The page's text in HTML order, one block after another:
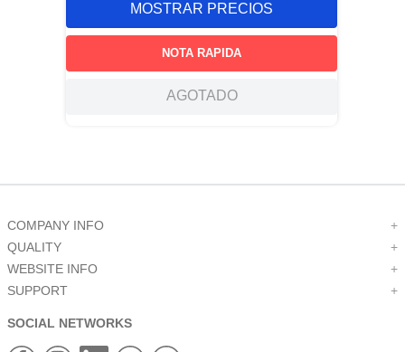
MOSTRAR PRECIOS
NOTA RAPIDA
AGOTADO
COMPANY INFO
+
QUALITY
+
WEBSITE INFO
+
SUPPORT
+
SOCIAL NETWORKS